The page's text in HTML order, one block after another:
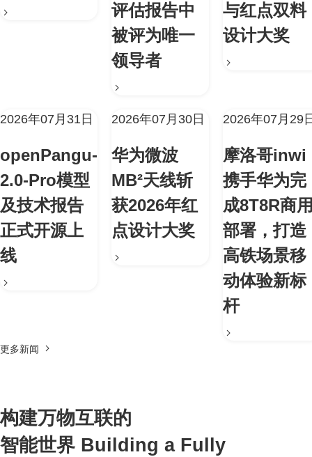
评估报告中
被评为唯一
领导者
与红点双料
设计大奖
2026年07月31日
openPangu-
2.0-Pro模型
及技术报告
正式开源上
线
2026年07月30日
华为微波
MB²天线斩
获2026年红
点设计大奖
2026年07月29
摩洛哥inwi
携手华为完
成8T8R商
部署，打造
高铁场景移
动体验新标
杆
更多新闻
构建万物互联的
智能世界 Building a Fully